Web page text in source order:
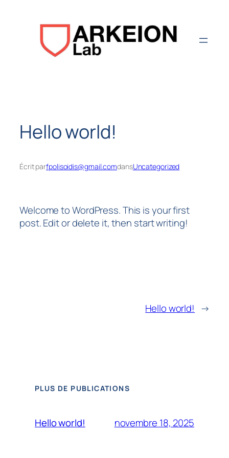
Hello world!
Écrit parfpolisoidis@gmail.comdansUncategorized
Welcome to WordPress. This is your first
post. Edit or delete it, then start writing!
Hello world! →
PLUS DE PUBLICATIONS
Hello world! novembre 18, 2025